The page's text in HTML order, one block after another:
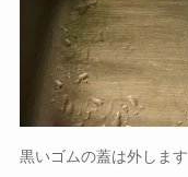
黒いゴムの蓋は外します